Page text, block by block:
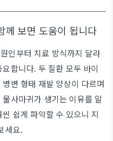
께 보면 도움이 됩니다
인부터 치료 방식까지 달라
합니다. 두 질환 모두 바이
변 형태 재발 양상이 다르며
사마귀가 생기는 이유를 알
쉽게 파악할 수 있으니 지
세요.